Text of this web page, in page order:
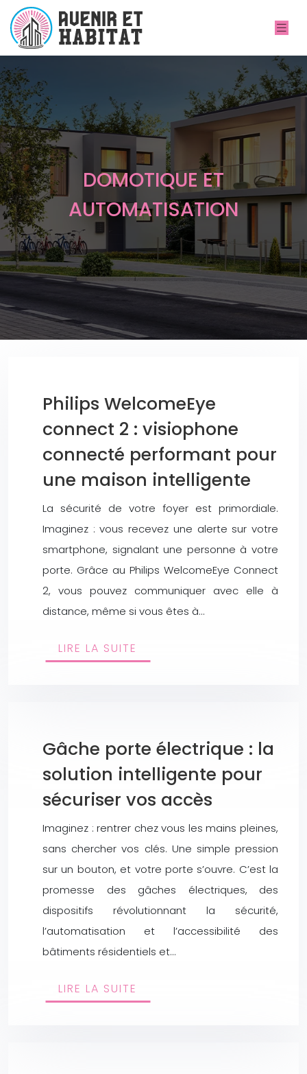
DOMOTIQUE ET
AUTOMATISATION
Philips WelcomeEye
connect 2 : visiophone
connecté performant pour
une maison intelligente
La sécurité de votre foyer est primordiale.
Imaginez : vous recevez une alerte sur votre
smartphone, signalant une personne à votre
porte. Grâce au Philips WelcomeEye Connect
2, vous pouvez communiquer avec elle à
distance, même si vous êtes à…
LIRE LA SUITE
Gâche porte électrique : la
solution intelligente pour
sécuriser vos accès
Imaginez : rentrer chez vous les mains pleines,
sans chercher vos clés. Une simple pression
sur un bouton, et votre porte s’ouvre. C’est la
promesse des gâches électriques, des
dispositifs révolutionnant la sécurité,
l’automatisation et l’accessibilité des
bâtiments résidentiels et…
LIRE LA SUITE